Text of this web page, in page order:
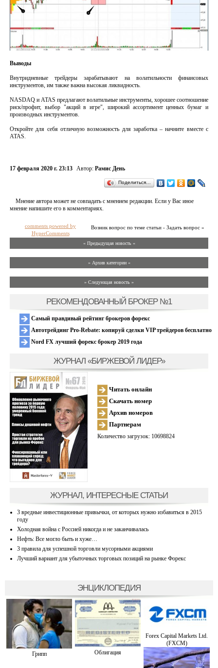
Выводы
Внутридневные трейдеры зарабатывают на волатильности финансовых
инструментов, им также важна высокая ликвидность.
NASDAQ и ATAS предлагают волатильные инструменты, хорошее соотношение
риск/профит, выбор "акций в игре", широкий ассортимент ценных бумаг и
производных инструментов.
Откройте для себя отличную возможность для заработка – начните вместе с
ATAS.
17 февраля 2020 г. 23:13 Автор: Рамис День
Поделиться…
Мнение автора может не совпадать с мнением редакции. Если у Вас иное
мнение напишите его в комментариях.
Возник вопрос по теме статьи - Задать вопрос »
comments powered by
HyperComments
« Предыдущая новость «
» Архив категории «
» Следующая новость »
РЕКОМЕНДОВАННЫЙ БРОКЕР №1
Самый правдивый рейтинг брокеров форекс
Автотрейдинг Pro-Rebate: копируй сделки VIP трейдеров бесплатно
Nord FX лучший форекс брокер 2019 года
ЖУРНАЛ «БИРЖЕВОЙ ЛИДЕР»
Читать онлайн
Скачать номер
Архив номеров
Партнерам
Количество загрузок: 10698824
ЖУРНАЛ, ИНТЕРЕСНЫЕ СТАТЬИ
3 вредные инвестиционные привычки, от которых нужно избавиться в 2015
году
Холодная война с Россией никогда и не заканчивалась
Нефть: Все могло быть и хуже…
3 правила для успешной торговли мусорными акциями
Лучший вариант для убыточных торговых позиций на рынке Форекс
ЭНЦИКЛОПЕДИЯ
Грипп Облигация
Forex Capital Markets Ltd.
(FXCM)